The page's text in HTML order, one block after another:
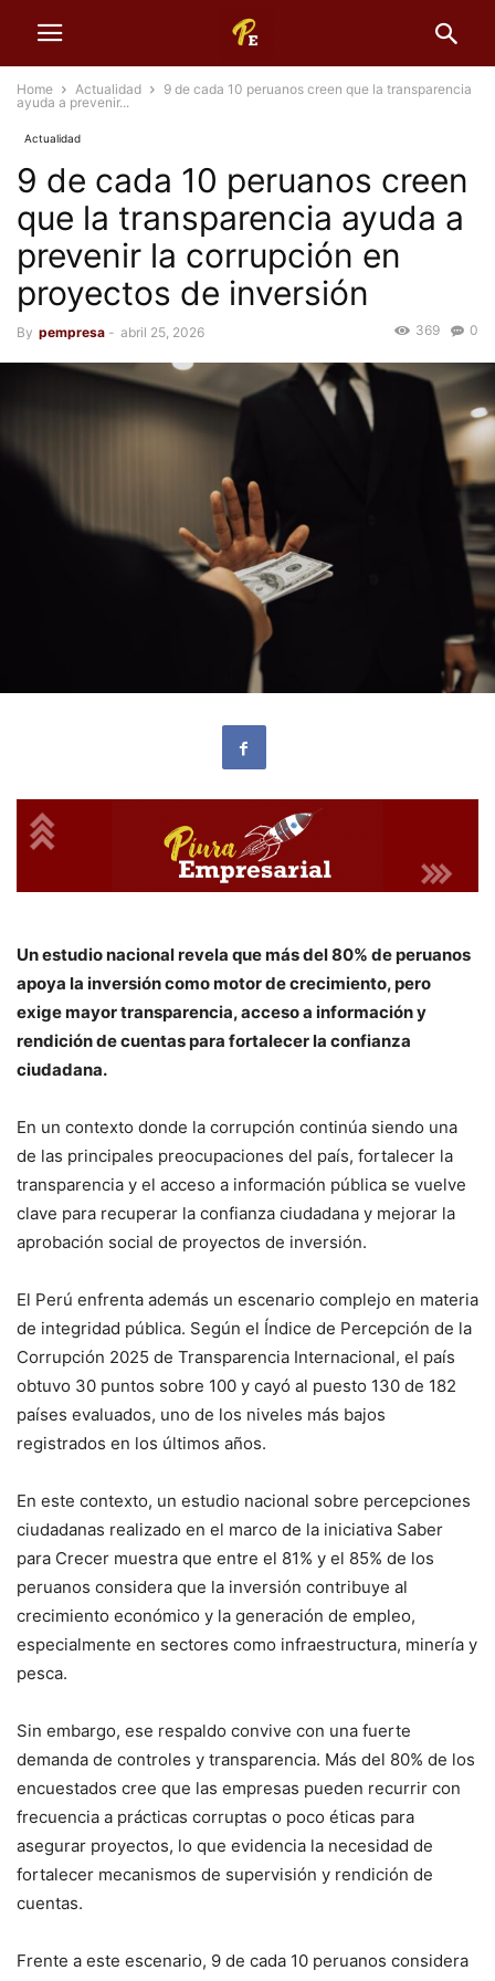
Home Actualidad
9 de cada 10 peruanos creen que la transparencia
ayuda a prevenir...
Actualidad
9 de cada 10 peruanos creen
que la transparencia ayuda a
prevenir la corrupción en
proyectos de inversión
By pempresa - abril 25, 2026 0
369
Un estudio nacional revela que más del 80% de peruanos
apoya la inversión como motor de crecimiento, pero
exige mayor transparencia, acceso a información y
rendición de cuentas para fortalecer la confianza
ciudadana.
En un contexto donde la corrupción continúa siendo una
de las principales preocupaciones del país, fortalecer la
transparencia y el acceso a información pública se vuelve
clave para recuperar la confianza ciudadana y mejorar la
aprobación social de proyectos de inversión.
El Perú enfrenta además un escenario complejo en materia
de integridad pública. Según el Índice de Percepción de la
Corrupción 2025 de Transparencia Internacional, el país
obtuvo 30 puntos sobre 100 y cayó al puesto 130 de 182
países evaluados, uno de los niveles más bajos
registrados en los últimos años.
En este contexto, un estudio nacional sobre percepciones
ciudadanas realizado en el marco de la iniciativa Saber
para Crecer muestra que entre el 81% y el 85% de los
peruanos considera que la inversión contribuye al
crecimiento económico y la generación de empleo,
especialmente en sectores como infraestructura, minería y
pesca.
Sin embargo, ese respaldo convive con una fuerte
demanda de controles y transparencia. Más del 80% de los
encuestados cree que las empresas pueden recurrir con
frecuencia a prácticas corruptas o poco éticas para
asegurar proyectos, lo que evidencia la necesidad de
fortalecer mecanismos de supervisión y rendición de
cuentas.
Frente a este escenario, 9 de cada 10 peruanos considera